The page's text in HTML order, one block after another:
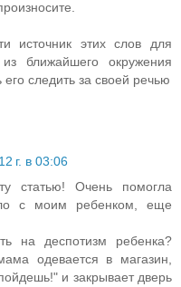
источник этих слов для
ближайшего окружения
следить за своей речью
г. в 03:06
статью! Очень помогла
с моим ребенком, еще
на деспотизм ребенка?
одевается в магазин,
и закрывает дверь